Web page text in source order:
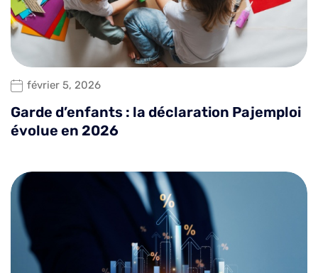
février 5, 2026
Garde d’enfants : la déclaration Pajemploi
évolue en 2026